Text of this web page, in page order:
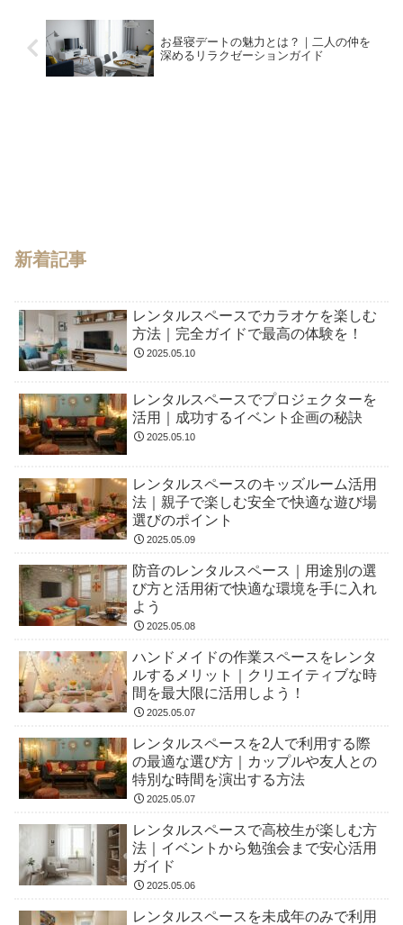
お昼寝デートの魅力とは？｜二人の仲を
深めるリラクゼーションガイド
新着記事
レンタルスペースでカラオケを楽しむ
方法｜完全ガイドで最高の体験を！
2025.05.10
レンタルスペースでプロジェクターを
活用｜成功するイベント企画の秘訣
2025.05.10
レンタルスペースのキッズルーム活用
法｜親子で楽しむ安全で快適な遊び場
選びのポイント
2025.05.09
防音のレンタルスペース｜用途別の選
び方と活用術で快適な環境を手に入れ
よう
2025.05.08
ハンドメイドの作業スペースをレンタ
ルするメリット｜クリエイティブな時
間を最大限に活用しよう！
2025.05.07
レンタルスペースを2人で利用する際
の最適な選び方｜カップルや友人との
特別な時間を演出する方法
2025.05.07
レンタルスペースで高校生が楽しむ方
法｜イベントから勉強会まで安心活用
ガイド
2025.05.06
レンタルスペースを未成年のみで利用